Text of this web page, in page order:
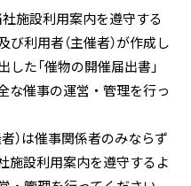
社施設利用案内を遵守する
利用者（主催者）が作成し
た「催物の開催届出書」
な催事の運営・管理を行っ
者）は催事関係者のみならず
施設利用案内を遵守するよ